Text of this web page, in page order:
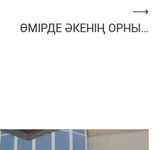
ӨМІРДЕ ӘКЕНІҢ ОРНЫ…
⟶